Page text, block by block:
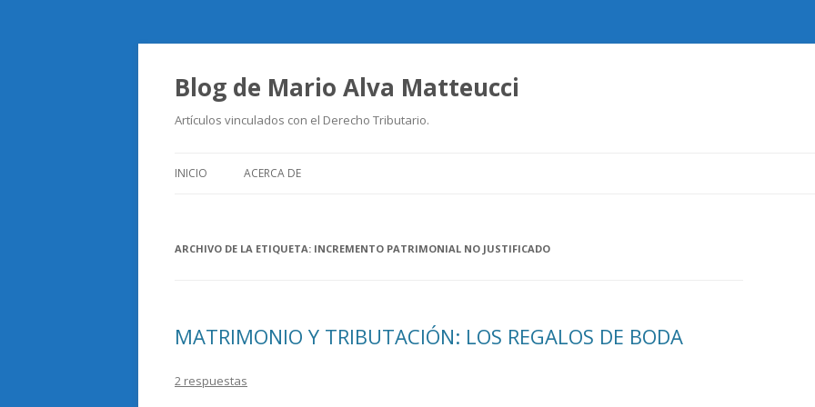
Blog de Mario Alva Matteucci
Artículos vinculados con el Derecho Tributario.
INICIO ACERCA DE
ARCHIVO DE LA ETIQUETA: INCREMENTO PATRIMONIAL NO JUSTIFICADO
MATRIMONIO Y TRIBUTACIÓN: LOS REGALOS DE BODA
2 respuestas